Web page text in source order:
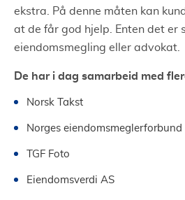
ekstra. På denne måten kan
at de får god hjelp. Enten det er
eiendomsmegling eller advokat.
De har i dag samarbeid med
Norsk Takst
Norges eiendomsmeglerforbund
TGF Foto
Eiendomsverdi AS